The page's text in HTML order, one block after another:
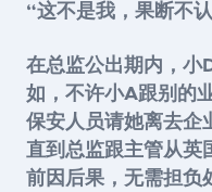
“这不是我，果断不认
在总监公出期内，小
如，不许小A跟别的
保安人员请她离去企
直到总监跟主管从英
前因后果，无需担负